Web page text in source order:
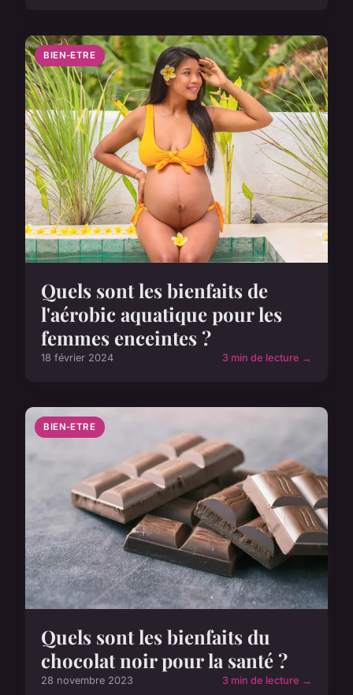
BIEN-ETRE
Quels sont les bienfaits de
l'aérobic aquatique pour les
femmes enceintes ?
18 février 2024 3 min de lecture →
BIEN-ETRE
Quels sont les bienfaits du
chocolat noir pour la santé ?
28 novembre 2023 3 min de lecture →